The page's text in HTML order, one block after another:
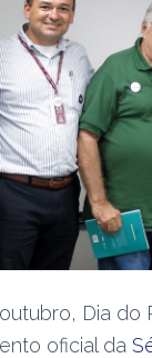
Dia do
oficial da